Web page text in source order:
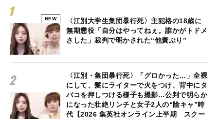
NEW
〈江別大学生集団暴行死〉主犯格の18歳に
無期懲役「自分はやってねぇ。誰かがトドメ
さした」裁判で明かされた“他責ぶり”
〈江別・集団暴行死〉「グロかった…」全裸
にして、髪にライターで火をつけ、背中にタ
バコを押しつける様子も撮影…公判で明らか
になった壮絶リンチと女子2人の“陰キャ”時
代【2026 集英社オンライン上半期 スクー